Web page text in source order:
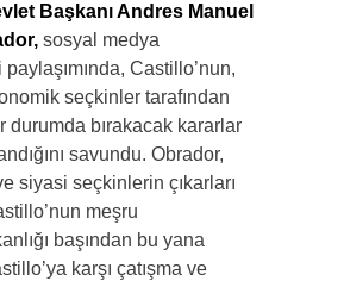
Başkanı Andres Manuel
sosyal medya
paylaşımında, Castillo’nun,
seçkinler tarafından
durumda bırakacak kararlar
savundu. Obrador,
siyasi seçkinlerin çıkarları
meşru
başından bu yana
karşı çatışma ve